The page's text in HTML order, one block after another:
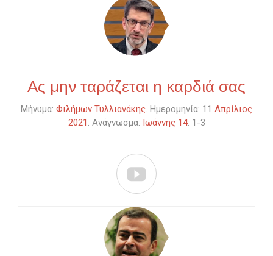
Ας μην ταράζεται η καρδιά σας
Μήνυμα: Φιλήμων Τυλλιανάκης. Ημερομηνία: 11 Απρίλιος
2021 . Ανάγνωσμα: Ιωάννης 14: 1-3
